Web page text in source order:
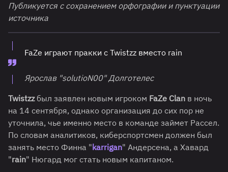
Публикуется с сохранением орфографии и пунктуации
источника
FaZe играют пракки с Twistzz вместо rain
Ярослав "solutioN00" Долготелес
Twistzzбыл заявлен новым игроком FaZe Clan в ночь
на 14 сентября, однако организация до сих пор не
уточнила, чье именно место в команде займет Рассел.
По словам аналитиков, киберспортсмен должен был
занять место Финна "karrigan" Андерсена, а Хавард
"rain" Нюгард мог стать новым капитаном.